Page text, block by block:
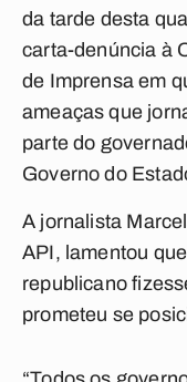
da tarde desta
carta-denúncia à
de Imprensa em
ameaças que
parte do
Governo do
A jornalista
API, lamentou
republicano
prometeu se